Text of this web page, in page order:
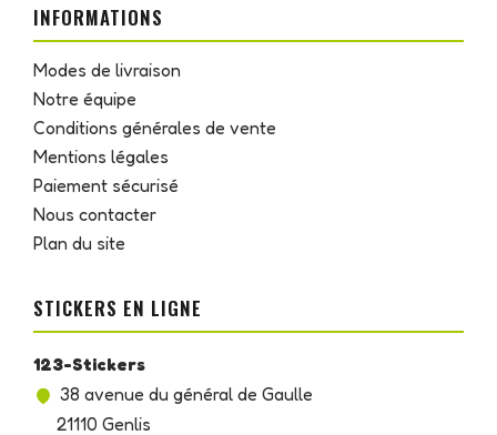
INFORMATIONS
Modes de livraison
Notre équipe
Conditions générales de vente
Mentions légales
Paiement sécurisé
Nous contacter
Plan du site
STICKERS EN LIGNE
123-Stickers
38 avenue du général de Gaulle
21110 Genlis